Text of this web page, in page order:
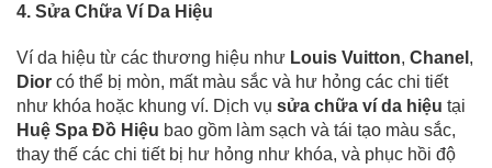
4. Sửa Chữa Ví Da Hiệu
Ví da hiệu từ các thương hiệu như Louis Vuitton, Chanel ,
Dior có thể bị mòn, mất màu sắc và hư hỏng các chi tiết
như khóa hoặc khung ví. Dịch vụ sửa chữa ví da hiệu tại
Huệ Spa Đồ Hiệu bao gồm làm sạch và tái tạo màu sắc,
thay thế các chi tiết bị hư hỏng như khóa, và phục hồi độ